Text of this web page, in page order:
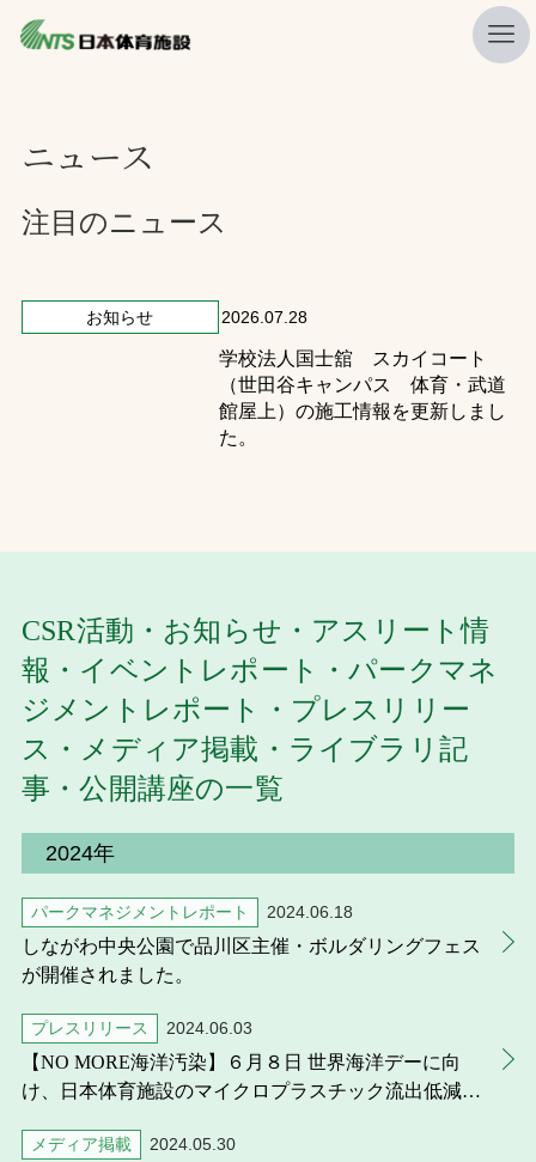
ニュース
プレスリリース
製品・サービス一覧
お取引先の皆様へ
プライバシーポリシー
ソーシャルメディアポリシー
文字の見えづらさや操作にお困りの方へ
ニュース
注目のニュース
お知らせ 2026.07.28
学校法人国士舘 スカイコート
（世田谷キャンパス 体育・武道
館屋上）の施工情報を更新しまし
た。
CSR活動・お知らせ・アスリート情
報・イベントレポート・パークマネ
ジメントレポート・プレスリリー
ス・メディア掲載・ライブラリ記
事・公開講座の一覧
2024年
2024.06.18
パークマネジメントレポート
しながわ中央公園で品川区主催・ボルダリングフェス
が開催されました。
2024.06.03
プレスリリース
【NO MORE海洋汚染】６月８日 世界海洋デーに向
け、日本体育施設のマイクロプラスチック流出低減等
2024.05.30
メディア掲載